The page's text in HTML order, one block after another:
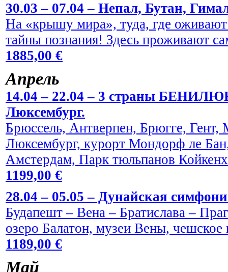
30.03 – 07.04 – Непал, Бутан,
На «крышу мира», туда, где
тайны познания! Здесь проживают
1885,00 €
Aпрель
14.04 – 22.04 – 3 страны
Люксембург.
Брюссель, Антверпен, Брюгге,
Люксембург, курорт Мондорф ле
Амстердам, Парк тюльпанов
1199,00 €
28.04 – 05.05 – Дунайская
Будапешт – Вена – Братислава –
озеро Балатон, музеи Вены, чешское
1189,00 €
Maй